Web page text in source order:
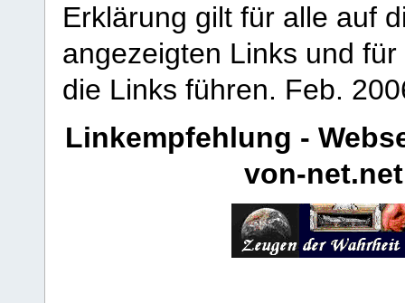
Erklärung gilt für alle auf
angezeigten Links und
die Links führen. Feb.
Linkempfehlung -
von-net.net